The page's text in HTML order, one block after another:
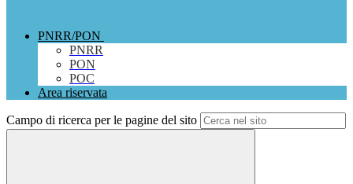
PNRR/PON
PNRR
PON
POC
Area riservata
Campo di ricerca per le pagine del sito